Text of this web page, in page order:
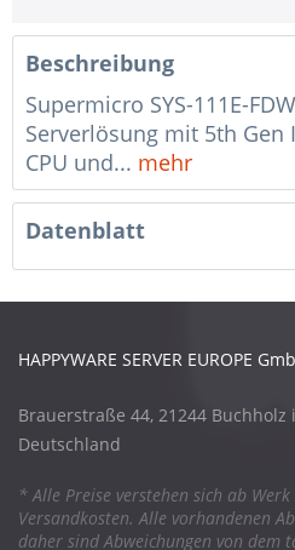
Beschreibung
Supermicro SYS-111E-
Serverlösung mit 5th Gen
CPU und... mehr
Datenblatt
HAPPYWARE SERVER EUROPE
Brauerstraße 44, 21244
Deutschland
* Alle Preise verstehen sich ab
Versandkosten. Alle vorhandenen
daher sind Abweichungen von dem